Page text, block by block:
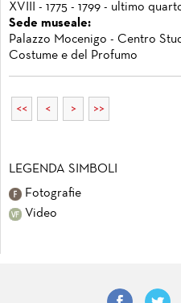
XVIII - 1775 - 1799 - ultimo
Sede museale:
Palazzo Mocenigo - Centro
Costume e del Profumo
<< < > >>
LEGENDA SIMBOLI
Fotografie
Video